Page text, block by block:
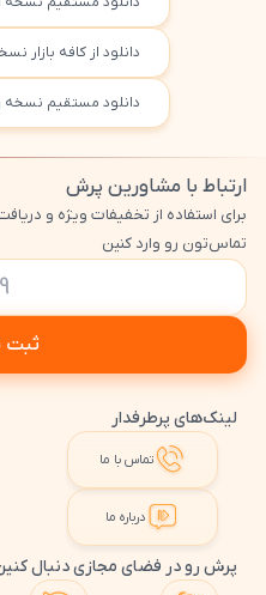
دانلود از کافه بازار
دانلود مستقیم نسخه
ارتباط با مشاورین پرش
برای استفاده از تخفیفات ویژه و
تماس‌تون رو وارد کنین
ثبت
لینک‌های پرطرفدار
تماس با ما
درباره ما
پرش رو در فضای مجازی دنبال